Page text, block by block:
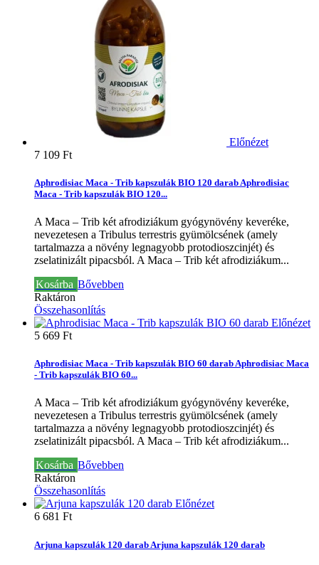
Előnézet
7 109 Ft‎
Aphrodisiac Maca - Trib kapszulák BIO 120 darab Aphrodisiac
Maca - Trib kapszulák BIO 120...
A Maca – Trib két afrodiziákum gyógynövény keveréke,
nevezetesen a Tribulus terrestris gyümölcsének (amely
tartalmazza a növény legnagyobb protodioszcinjét) és
zselatinizált pipacsból. A Maca – Trib két afrodiziákum...
Kosárba Bővebben
Raktáron
Összehasonlítás
Előnézet
5 669 Ft‎
Aphrodisiac Maca - Trib kapszulák BIO 60 darabAphrodisiac Maca
- Trib kapszulák BIO 60...
A Maca – Trib két afrodiziákum gyógynövény keveréke,
nevezetesen a Tribulus terrestris gyümölcsének (amely
tartalmazza a növény legnagyobb protodioszcinjét) és
zselatinizált pipacsból. A Maca – Trib két afrodiziákum...
Kosárba Bővebben
Raktáron
Összehasonlítás
Előnézet
6 681 Ft‎
Arjuna kapszulák 120 darab Arjuna kapszulák 120 darab